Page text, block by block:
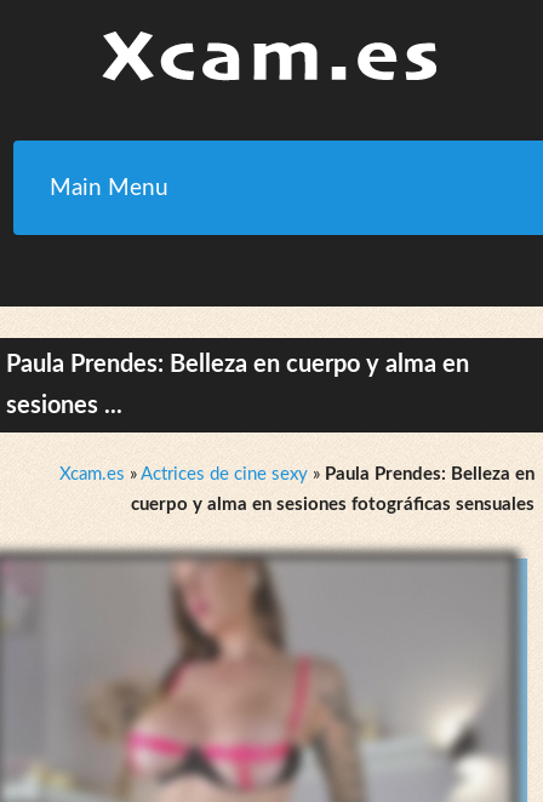
Main Menu
Paula Prendes: Belleza en cuerpo y alma en
sesiones ...
Xcam.es » Actrices de cine sexy » Paula Prendes: Belleza en
cuerpo y alma en sesiones fotográficas sensuales